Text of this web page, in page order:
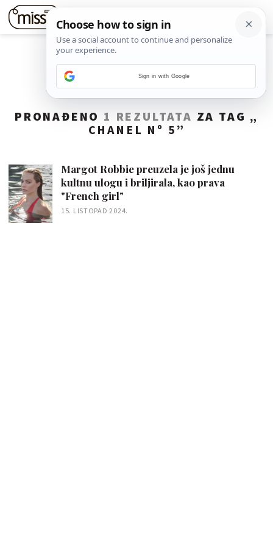
PRONAĐENO 1 REZULTATA ZA TAG „
CHANEL Nº 5 ”
Margot Robbie preuzela je još jednu
kultnu ulogu i briljirala, kao prava
"French girl"
15. LISTOPAD 2024.
Sign in with Google